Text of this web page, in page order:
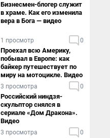
Бизнесмен-блогер служит
в храме. Как его изменила
вера в Бога — видео
1 просмотр 0
Проехал всю Америку,
побывал в Европе: как
байкер путешествует по
миру на мотоцикле. Видео
3 просмотра 0
Российский ниндзя-
скульптор снялся в
сериале «Дом Дракона».
Видео
3 просмотра 0